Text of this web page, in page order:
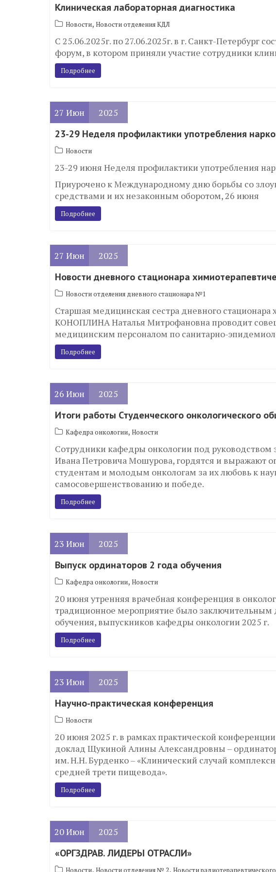
Клиническая лабораторная диагностика
Новости, Новости отделения КДЛ
С 25.06.2025г. по 27.06.2025г. в г. Санкт-Петербург
форум, в котором приняли участие сотрудники
Подробнее
27 Июн 2025
23-29 Неделя профилактики употребления
Новости
23-29 июня Неделя профилактики употребления
Приурочено к Международному дню борьбы со
средствами и их незаконным оборотом, 26 июня
Подробнее
27 Июн 2025
Новости дневного стационара
Новости отделения дневного стационара №1
Старшая медицинская сестра дневного стационара
КОНОПЛИНА Наталья Митрофановна проводит
медицинским персоналом по санитарно-
Подробнее
26 Июн 2025
Итоги работы Студенческого онкологического
Кафедра онкологии, Новости
Сотрудники кафедры онкологии под
Ивана Петровича Мошурова, гордятся и выражают
студентам и молодым онкологам за их любовь к
самосовершенствованию и победе.
Подробнее
23 Июн 2025
Выпуск ординаторов 2 года обучения
Кафедра онкологии, Новости
20 июня утренняя врачебная конференция в
традиционное мероприятие было заключительным
обучения, выпускников кафедры онкологии 2025 г.
Подробнее
23 Июн 2025
Научно-практическая конференция
Новости
20 июня 2025 г. в рамках практической
доклад Щукиной Алины Александровны –
им. Н.Н. Бурденко – «Клинический случай
средней трети пищевода».
Подробнее
20Июн 2025
«ОРГЗДРАВ. ЛИДЕРЫ ОТРАСЛИ»
Новости, Новости отделения № 2, Новости